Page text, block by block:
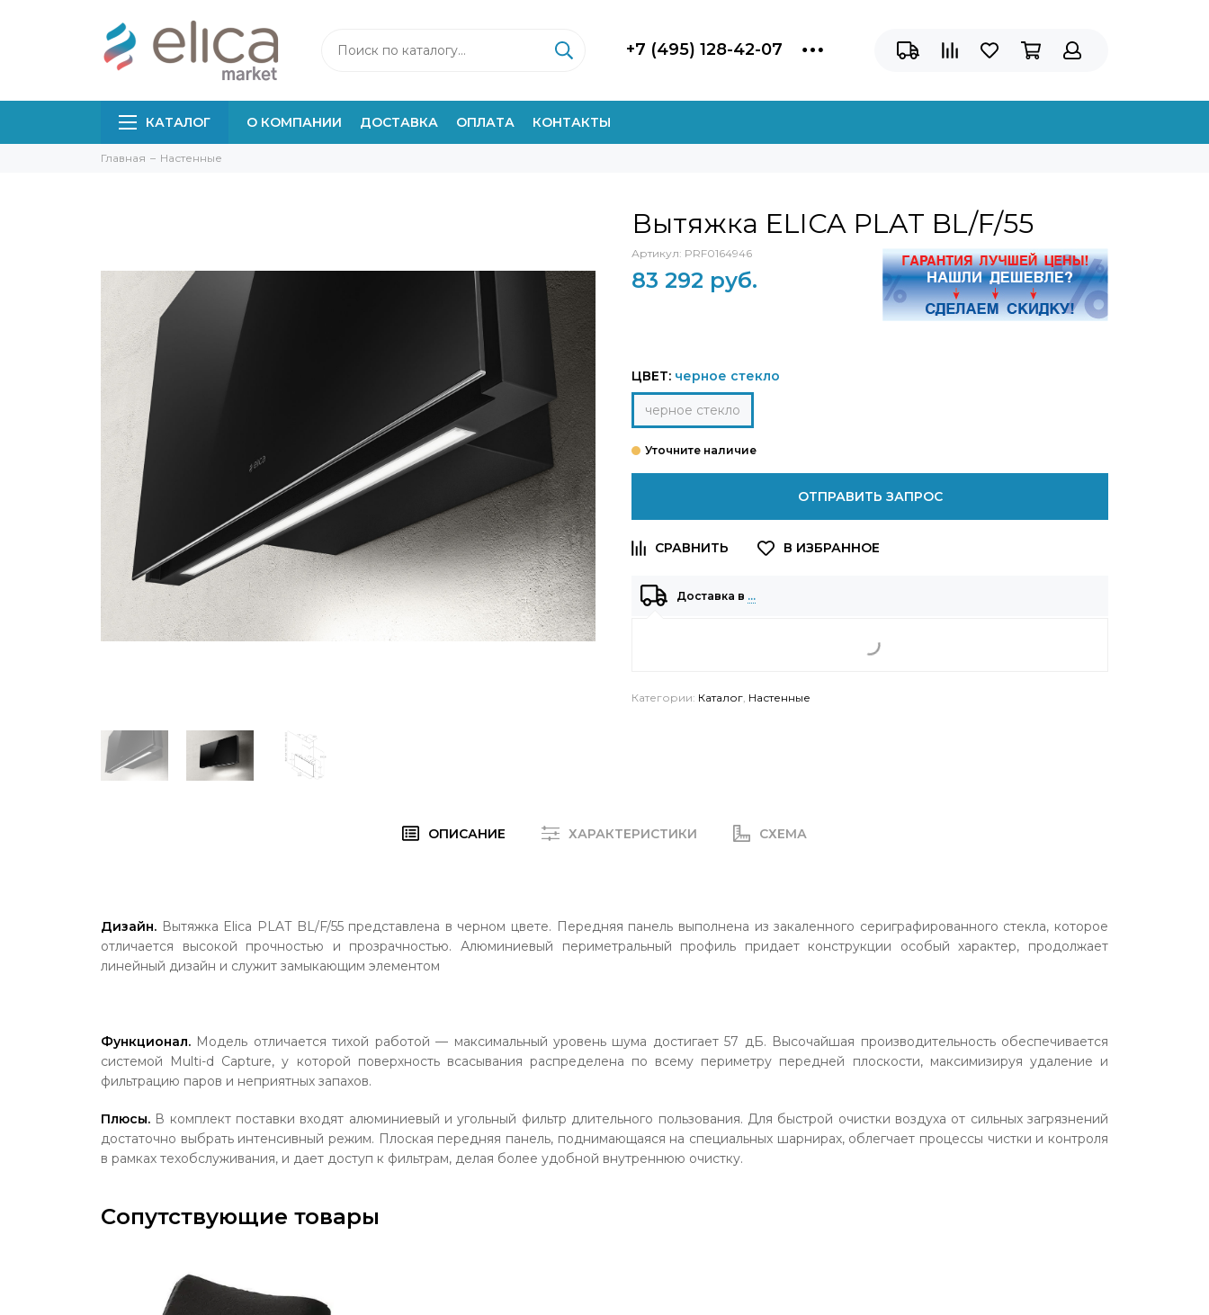
+7 (495) 128-42-07
КАТАЛОГ О КОМПАНИИ ДОСТАВКА ОПЛАТА КОНТАКТЫ
Главная Настенные
Вытяжка ELICA PLAT BL/F/55
Артикул: PRF0164946
83 292 руб.
ЦВЕТ: черное стекло
черное стекло
ОТПРАВИТЬ ЗАПРОС
Доставка в …
Категории: Каталог, Настенные
ОПИСАНИЕ ХАРАКТЕРИСТИКИ СХЕМА
Дизайн. Вытяжка Elica PLAT BL/F/55 представлена в черном цвете. Передняя панель выполнена из закаленного сериграфированного стекла, которое
отличается высокой прочностью и прозрачностью. Алюминиевый периметральный профиль придает конструкции особый характер, продолжает
линейный дизайн и служит замыкающим элементом
Функционал. Модель отличается тихой работой — максимальный уровень шума достигает 57 дБ. Высочайшая производительность обеспечивается
системой Multi-d Capture, у которой поверхность всасывания распределена по всему периметру передней плоскости, максимизируя удаление и
фильтрацию паров и неприятных запахов.
Плюсы. В комплект поставки входят алюминиевый и угольный фильтр длительного пользования. Для быстрой очистки воздуха от сильных загрязнений
достаточно выбрать интенсивный режим. Плоская передняя панель, поднимающаяся на специальных шарнирах, облегчает процессы чистки и контроля
в рамках техобслуживания, и дает доступ к фильтрам, делая более удобной внутреннюю очистку.
Сопутствующие товары